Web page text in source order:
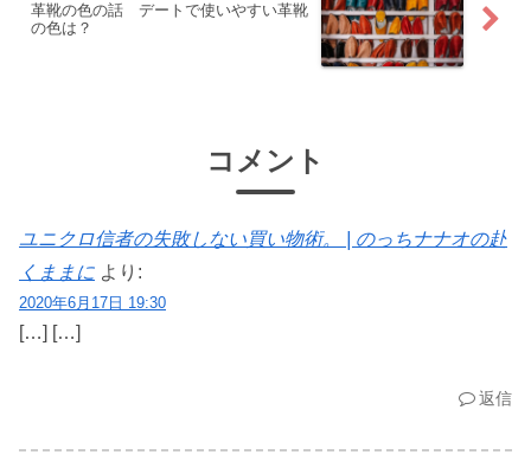
革靴の色の話 デートで使いやすい革靴
の色は？
コメント
ユニクロ信者の失敗しない買い物術。 | のっちナナオの赴
くままに より:
2020年6月17日 19:30
[…] […]
返信